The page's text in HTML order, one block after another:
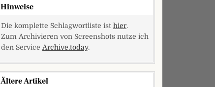
Hinweise
Die komplette Schlagwortliste ist hier.
Zum Archivieren von Screenshots nutze ich
den Service Archive.today.
Ältere Artikel